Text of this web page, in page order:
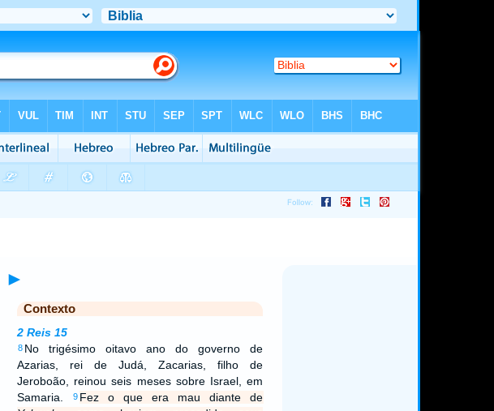
►
Contexto
2 Reis 15
8 No trigésimo oitavo ano do governo de
Azarias, rei de Judá, Zacarias, filho de
Jeroboão, reinou seis meses sobre Israel, em
Samaria.
9 Fez o que era mau diante de